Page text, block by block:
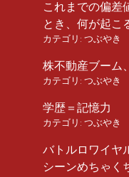
これまでの偏差
とき、何が起こ
カテゴリ: つぶやき
株不動産ブーム
カテゴリ: つぶやき
学歴＝記憶力
カテゴリ: つぶやき
バトルロワイヤ
シーンめちゃく